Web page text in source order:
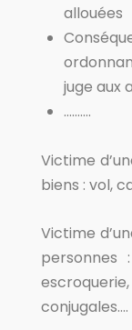
allouées
juge aux
……….
Victime
biens : vol,
Victime
personnes
conjugales….